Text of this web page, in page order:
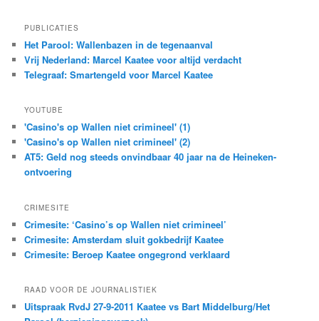
PUBLICATIES
Het Parool: Wallenbazen in de tegenaanval
Vrij Nederland: Marcel Kaatee voor altijd verdacht
Telegraaf: Smartengeld voor Marcel Kaatee
YOUTUBE
'Casino's op Wallen niet crimineel' (1)
'Casino's op Wallen niet crimineel' (2)
AT5: Geld nog steeds onvindbaar 40 jaar na de Heineken-
ontvoering
CRIMESITE
Crimesite: ‘Casino’s op Wallen niet crimineel’
Crimesite: Amsterdam sluit gokbedrijf Kaatee
Crimesite: Beroep Kaatee ongegrond verklaard
RAAD VOOR DE JOURNALISTIEK
Uitspraak RvdJ 27-9-2011 Kaatee vs Bart Middelburg/Het